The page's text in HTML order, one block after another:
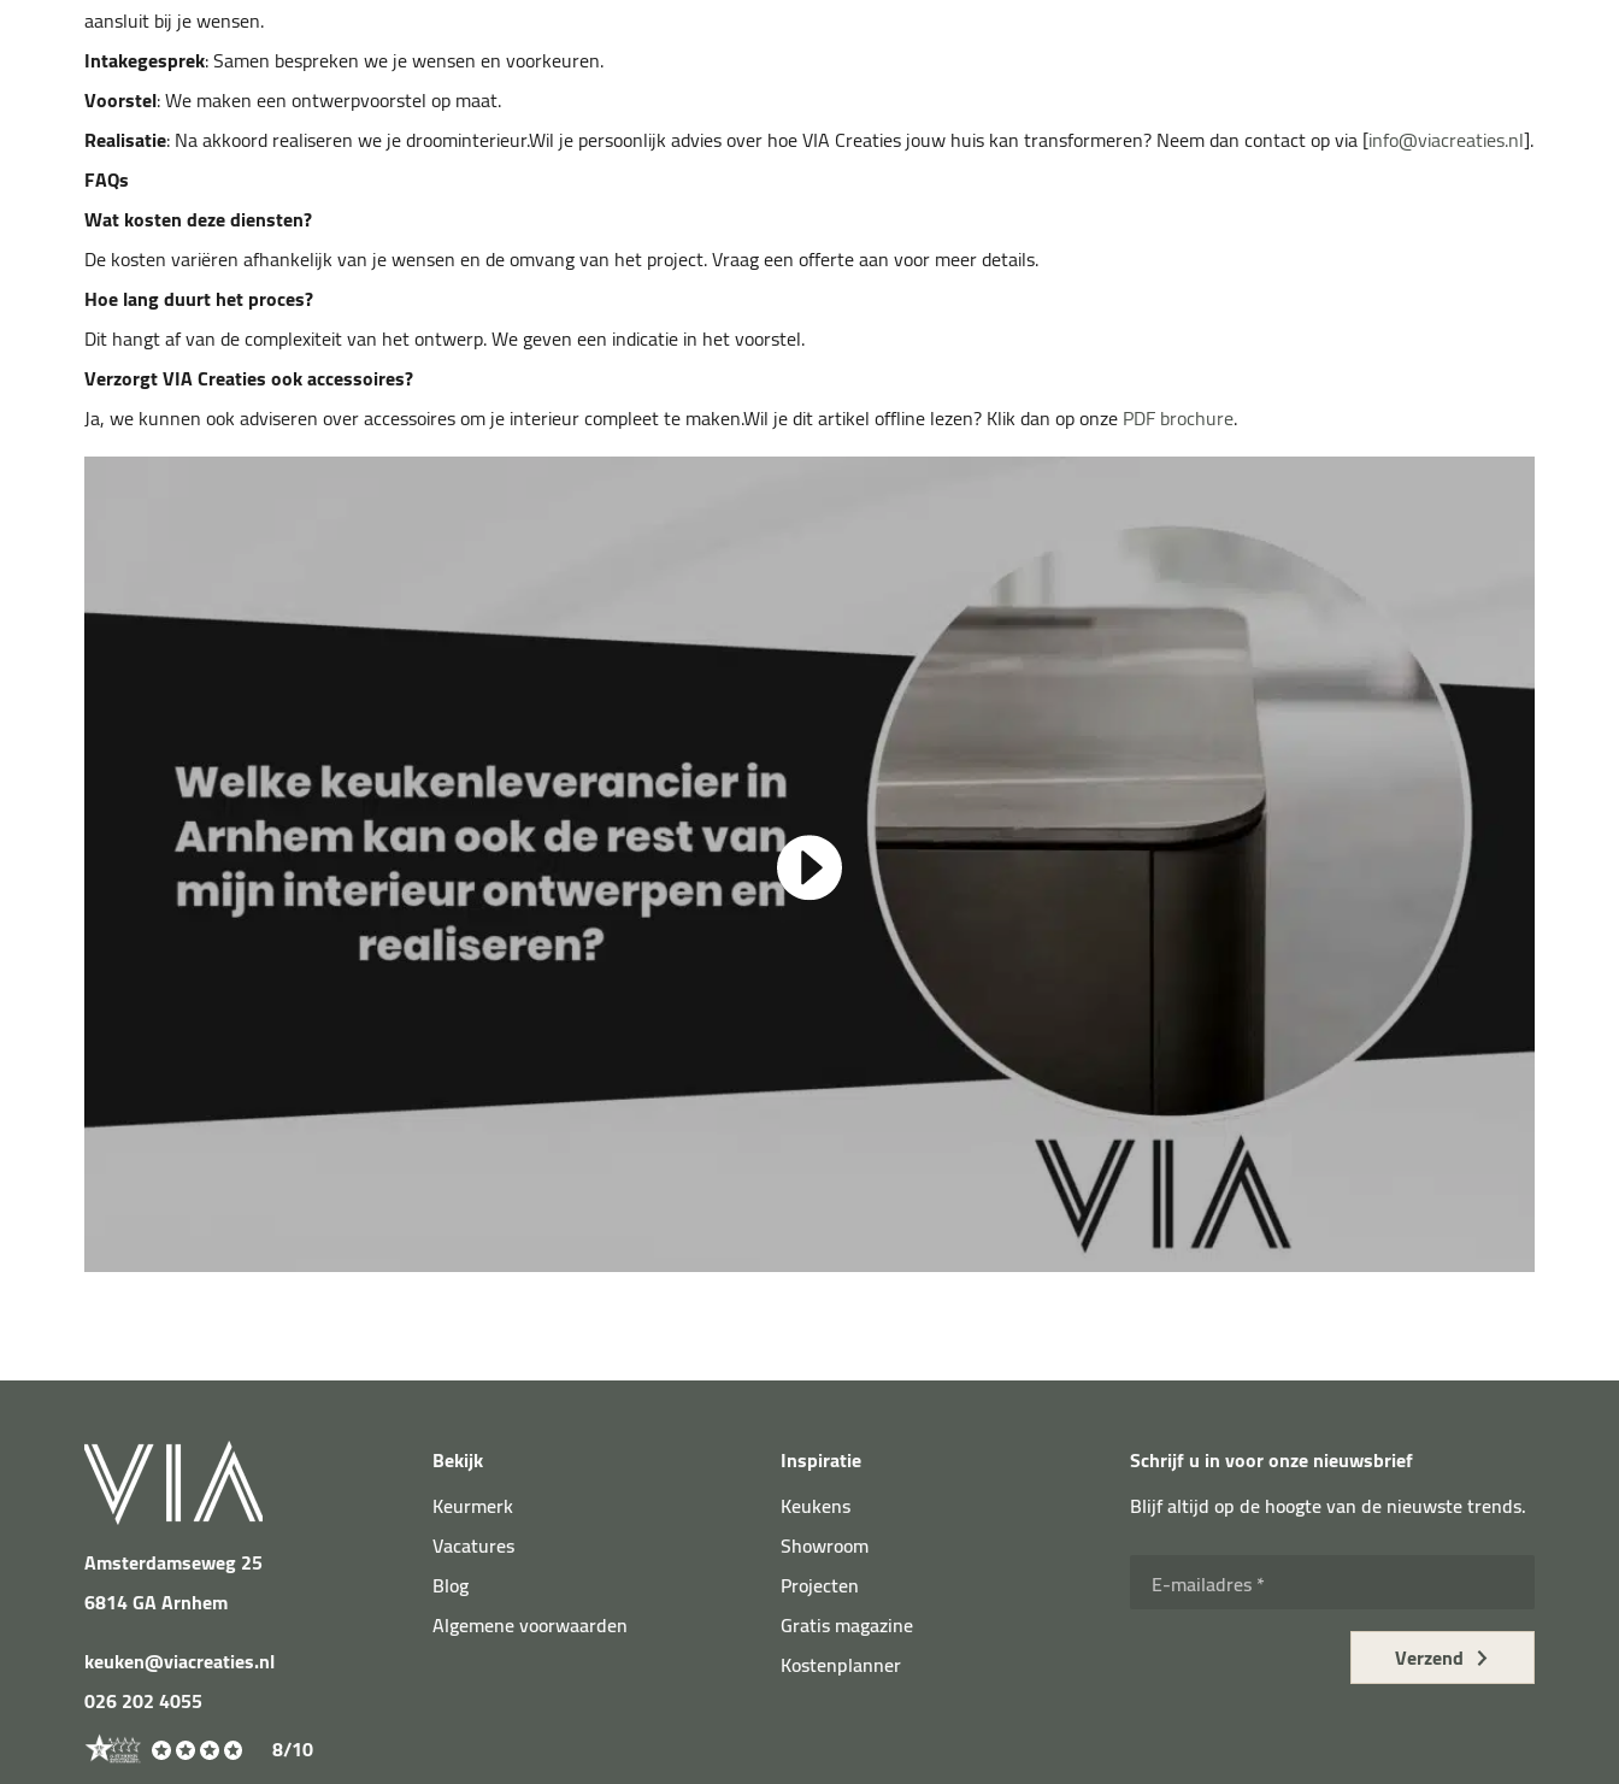
aansluit bij je wensen.
Intakegesprek: Samen bespreken we je wensen en voorkeuren.
Voorstel: We maken een ontwerpvoorstel op maat.
Realisatie: Na akkoord realiseren we je droominterieur.Wil je persoonlijk advies over hoe VIA Creaties jouw huis kan transformeren? Neem dan contact op via [info@viacreaties.nl].
FAQs
Wat kosten deze diensten?
De kosten variëren afhankelijk van je wensen en de omvang van het project. Vraag een offerte aan voor meer details.
Hoe lang duurt het proces?
Dit hangt af van de complexiteit van het ontwerp. We geven een indicatie in het voorstel.
Verzorgt VIA Creaties ook accessoires?
Ja, we kunnen ook adviseren over accessoires om je interieur compleet te maken.Wil je dit artikel offline lezen? Klik dan op onzePDF brochure.
Amsterdamseweg 25
6814 GA Arnhem
keuken@viacreaties.nl
026 202 4055
8/10
Bekijk
Keurmerk
Vacatures
Blog
Algemene voorwaarden
Inspiratie
Keukens
Showroom
Projecten
Gratis magazine
Kostenplanner
Schrijf u in voor onze nieuwsbrief
Blijf altijd op de hoogte van de nieuwste trends.
E-mailadres *
Verzend